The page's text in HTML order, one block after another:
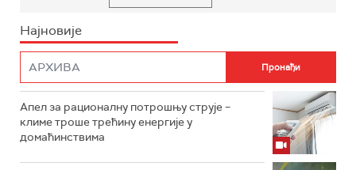
Најновије
Апел за рационалну потрошњу струје –
климе троше трећину енергије у
домаћинствима